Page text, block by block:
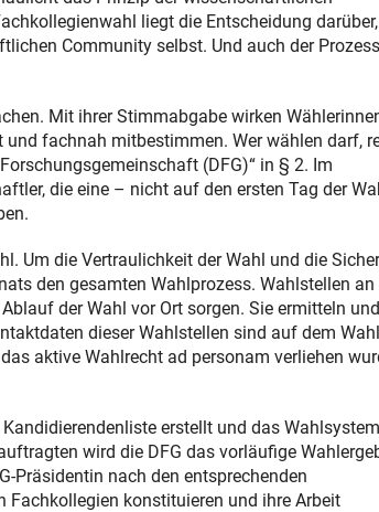
liegt die Entscheidung darüber,
Community selbst. Und auch der
Mit ihrer Stimmabgabe wirken
fachnah mitbestimmen. Wer wählen darf,
(DFG)“ in § 2. Im
die eine – nicht auf den ersten Tag der
Um die Vertraulichkeit der Wahl und die
den gesamten Wahlprozess. Wahlstellen an
der Wahl vor Ort sorgen. Sie ermitteln und
dieser Wahlstellen sind auf dem
aktive Wahlrecht ad personam verliehen
erstellt und das Wahlsystem
wird die DFG das vorläufige
Präsidentin nach den entsprechenden
konstituieren und ihre Arbeit